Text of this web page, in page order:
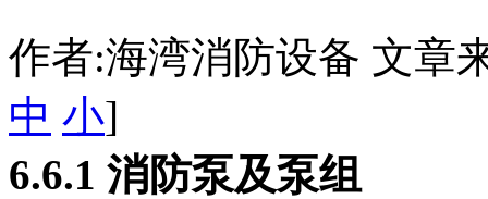
作者:海湾消防设备 文章
中 小]
6.6.1 消防泵及泵组